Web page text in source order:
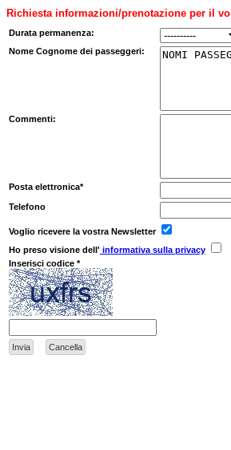
Richiesta informazioni/prenotazione per il
Durata permanenza:
Nome Cognome dei passeggeri:
Commenti:
Posta elettronica*
Telefono
Voglio ricevere la vostra Newsletter
Ho preso visione dell' informativa sulla privacy
Inserisci codice *